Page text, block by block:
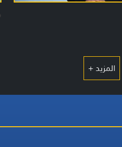
المزيد +